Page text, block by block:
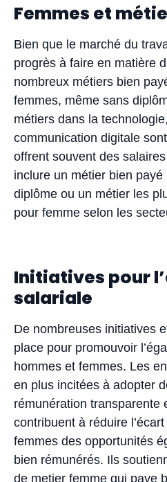
Femmes et
Bien que le marché du
progrès à faire en matière
nombreux métiers bien
femmes, même sans
métiers dans la
communication digitale
offrent souvent des
inclure un métier bien
diplôme ou un métier les
pour femme selon les
Initiatives pour
salariale
De nombreuses initiatives
place pour promouvoir
hommes et femmes. Les
en plus incitées à adopter
rémunération transparente
contribuent à réduire
femmes des opportunités
bien rémunérés. Ils
de metier femme qui paye